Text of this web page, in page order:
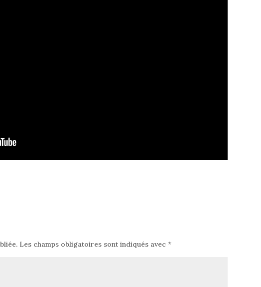
Les champs obligatoires sont indiqués avec *